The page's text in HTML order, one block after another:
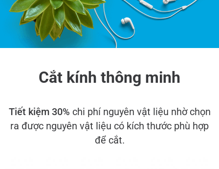
Cắt kính thông minh
Tiết kiệm 30% chi phí nguyên vật liệu nhờ chọn
ra được nguyên vật liệu có kích thước phù hợp
để cắt.